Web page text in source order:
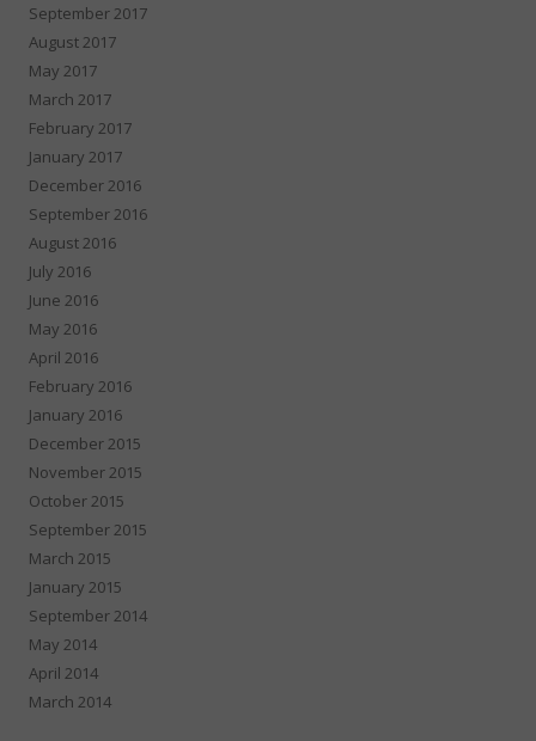
September 2017
August 2017
May 2017
March 2017
February 2017
January 2017
December 2016
September 2016
August 2016
July 2016
June 2016
May 2016
April 2016
February 2016
January 2016
December 2015
November 2015
October 2015
September 2015
March 2015
January 2015
September 2014
May 2014
April 2014
March 2014